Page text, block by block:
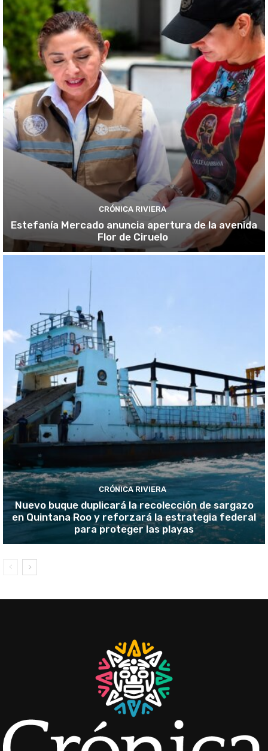
CRÓNICA RIVIERA
Estefanía Mercado anuncia apertura de la avenida
Flor de Ciruelo
CRÓNICA RIVIERA
Nuevo buque duplicará la recolección de sargazo
en Quintana Roo y reforzará la estrategia federal
para proteger las playas